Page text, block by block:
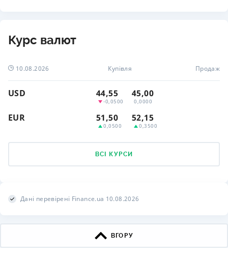
Курс валют
10.08.2026 Купівля Продаж
USD 44,55
-0,0500
45,00
0,0000
EUR 51,50
0,0500
52,15
0,3500
ВСІ КУРСИ
Дані перевірені Finance.ua 10.08.2026
ВГОРУ